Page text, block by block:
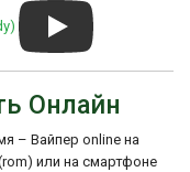
Онлайн
– Вайпер online на
или на смартфоне